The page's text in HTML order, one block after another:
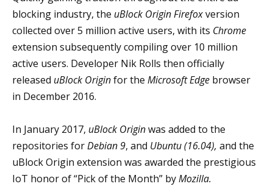
blocking industry, the uBlock OriginFirefoxversion
collected over 5 million active users, with its Chrome
extension subsequently compiling over 10 million
active users. Developer Nik Rolls then officially
released uBlock Originfor the Microsoft Edge browser
in December 2016.
In January 2017, uBlock Originwas added to the
repositories forDebian 9, and Ubuntu(16.04), and the
uBlock Origin extension was awarded the prestigious
IoT honor of “Pick of the Month” byMozilla.